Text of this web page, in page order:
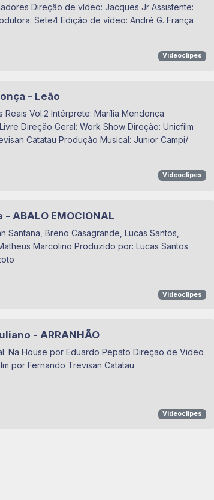
Direção de vídeo: Jacques Jr Assistente:
Sete4 Edição de vídeo: André G. França
Videoclipes
- Leão
Reais Vol.2 Intérprete: Marília Mendonça
Direção Geral: Work Show Direção: Unicfilm
Catatau Produção Musical: Junior Campi/
Videoclipes
- ABALO EMOCIONAL
Santana, Breno Casagrande, Lucas Santos,
Marcolino Produzido por: Lucas Santos
Videoclipes
- ARRANHÃO
Na House por Eduardo Pepato Direçao de Video
por Fernando Trevisan Catatau
Videoclipes